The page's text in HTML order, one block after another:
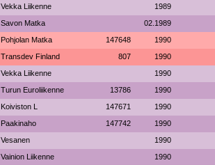
Vekka Liikenne 1989
Savon Matka 02.1989
Pohjolan Matka 147648 1990
Transdev Finland 807 1990
Vekka Liikenne 1990
Turun Euroliikenne 13786 1990
Koiviston L 147671 1990
Paakinaho 147742 1990
Vesanen 1990
Vainion Liikenne 1990